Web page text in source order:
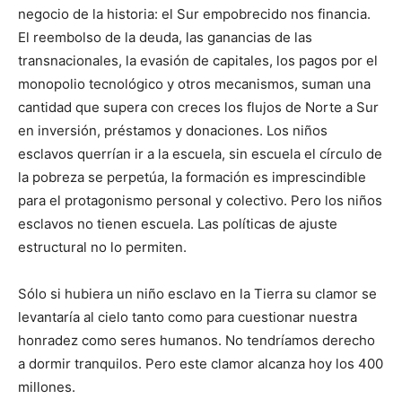
negocio de la historia: el Sur empobrecido nos financia.
El reembolso de la deuda, las ganancias de las
transnacionales, la evasión de capitales, los pagos por el
monopolio tecnológico y otros mecanismos, suman una
cantidad que supera con creces los flujos de Norte a Sur
en inversión, préstamos y donaciones. Los niños
esclavos querrían ir a la escuela, sin escuela el círculo de
la pobreza se perpetúa, la formación es imprescindible
para el protagonismo personal y colectivo. Pero los niños
esclavos no tienen escuela. Las políticas de ajuste
estructural no lo permiten.
Sólo si hubiera un niño esclavo en la Tierra su clamor se
levantaría al cielo tanto como para cuestionar nuestra
honradez como seres humanos. No tendríamos derecho
a dormir tranquilos. Pero este clamor alcanza hoy los 400
millones.